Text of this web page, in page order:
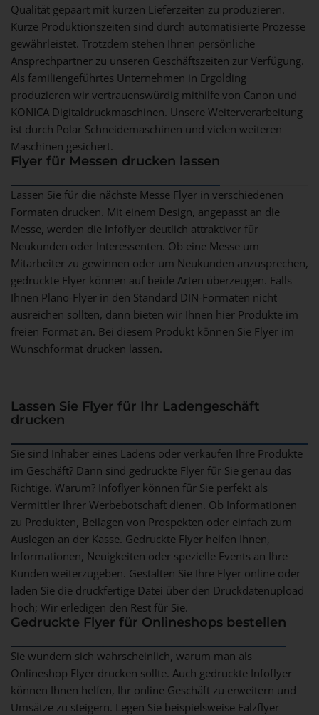
Qualität gepaart mit kurzen Lieferzeiten zu produzieren.
Kurze Produktionszeiten sind durch automatisierte Prozesse
gewährleistet. Trotzdem stehen Ihnen persönliche
Ansprechpartner zu unseren Geschäftszeiten zur Verfügung.
Als familiengeführtes Unternehmen in Ergolding
produzieren wir vertrauenswürdig mithilfe von Canon und
KONICA Digitaldruckmaschinen. Unsere Weiterverarbeitung
ist durch Polar Schneidemaschinen und vielen weiteren
Maschinen gesichert.
Flyer für Messen drucken lassen
Lassen Sie für die nächste Messe Flyer in verschiedenen
Formaten drucken. Mit einem Design, angepasst an die
Messe, werden die Infoflyer deutlich attraktiver für
Neukunden oder Interessenten. Ob eine Messe um
Mitarbeiter zu gewinnen oder um Neukunden anzusprechen,
gedruckte Flyer können auf beide Arten überzeugen. Falls
Ihnen Plano-Flyer in den Standard DIN-Formaten nicht
ausreichen sollten, dann bieten wir Ihnen hier Produkte im
freien Format an. Bei diesem Produkt können Sie Flyer im
Wunschformat drucken lassen.
Lassen Sie Flyer für Ihr Ladengeschäft
drucken
Sie sind Inhaber eines Ladens oder verkaufen Ihre Produkte
im Geschäft? Dann sind gedruckte Flyer für Sie genau das
Richtige. Warum? Infoflyer können für Sie perfekt als
Vermittler Ihrer Werbebotschaft dienen. Ob Informationen
zu Produkten, Beilagen von Prospekten oder einfach zum
Auslegen an der Kasse. Gedruckte Flyer helfen Ihnen,
Informationen, Neuigkeiten oder spezielle Events an Ihre
Kunden weiterzugeben. Gestalten Sie Ihre Flyer online oder
laden Sie die druckfertige Datei über den Druckdatenupload
hoch; Wir erledigen den Rest für Sie.
Gedruckte Flyer für Onlineshops bestellen
Sie wundern sich wahrscheinlich, warum man als
Onlineshop Flyer drucken sollte. Auch gedruckte Infoflyer
können Ihnen helfen, Ihr online Geschäft zu erweitern und
Umsätze zu steigern. Legen Sie beispielsweise Falzflyer